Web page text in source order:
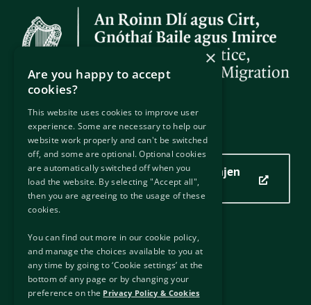
Vendndodhja jonë
Kliko këtu për të parë vendndodhjen
tonë
Lidhje të dobishme
Lidhje të jashtme
Klauzola
×
Are you happy to accept
cookies?
This website uses cookies to improve user
experience. Some are necessary to help our
website work properly and can't be switched
off, and some are optional. Optional cookies
are automatically switched off when you
load the website. By selecting "Accept all",
then you are agreeing to the usage of these
cookies.
You can find out more in our cookie policy,
and manage the choices available to you at
any time by going to ‘Cookie settings’ at the
bottom of any page or by changing your
preference on the Privacy Policy & Cookies